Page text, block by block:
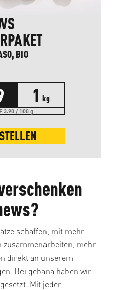
BIO
1 kg
3.90 / 100 g
schaffen, mit mehr
zusammenarbeiten, mehr
direkt an unserem
Bei gebana haben wir
Mit jeder